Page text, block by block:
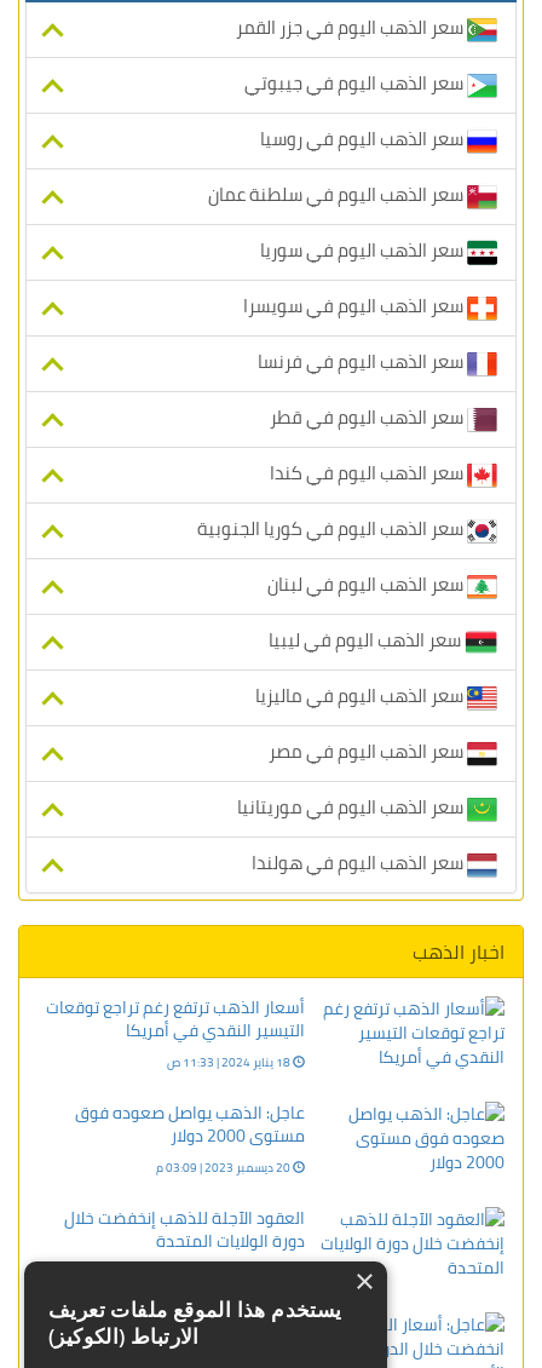
سعر الذهب اليوم في جزر القمر
سعر الذهب اليوم في جيبوتي
سعر الذهب اليوم في روسيا
سعر الذهب اليوم في سلطنة عمان
سعر الذهب اليوم في سوريا
سعر الذهب اليوم في سويسرا
سعر الذهب اليوم في فرنسا
سعر الذهب اليوم في قطر
سعر الذهب اليوم في كندا
سعر الذهب اليوم في كوريا الجنوبية
سعر الذهب اليوم في لبنان
سعر الذهب اليوم في ليبيا
سعر الذهب اليوم في ماليزيا
سعر الذهب اليوم في مصر
سعر الذهب اليوم في موريتانيا
سعر الذهب اليوم في هولندا
اخبار الذهب
أسعار الذهب ترتفع رغم تراجع توقعات
التيسير النقدي في أمريكا
عاجل: الذهب يواصل صعوده فوق
مستوى 2000 دولار
العقود الآجلة للذهب إنخفضت خلال
دورة الولايات المتحدة
عاجل: أسعار الذهب انخفضت خلال
×
يستخدم هذا الموقع ملفات تعريف
الارتباط (الكوكيز)